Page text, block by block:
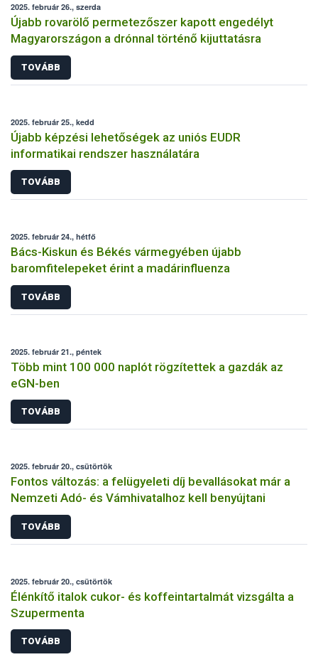
2025. február 26., szerda
Újabb rovarölő permetezőszer kapott engedélyt
Magyarországon a drónnal történő kijuttatásra
TOVÁBB
2025. február 25., kedd
Újabb képzési lehetőségek az uniós EUDR
informatikai rendszer használatára
TOVÁBB
2025. február 24., hétfő
Bács-Kiskun és Békés vármegyében újabb
baromfitelepeket érint a madárinfluenza
TOVÁBB
2025. február 21., péntek
Több mint 100 000 naplót rögzítettek a gazdák az
eGN-ben
TOVÁBB
2025. február 20., csütörtök
Fontos változás: a felügyeleti díj bevallásokat már a
Nemzeti Adó- és Vámhivatalhoz kell benyújtani
TOVÁBB
2025. február 20., csütörtök
Élénkítő italok cukor- és koffeintartalmát vizsgálta a
Szupermenta
TOVÁBB